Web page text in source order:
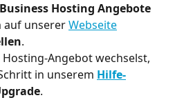
Business Hosting Angebote
auf unserer Webseite
.
Angebot wechselst,
in unserem Hilfe-
.